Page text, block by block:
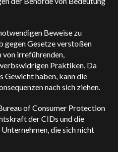
Beweise zu
gegen Gesetze verstoßen
von irreführenden,
Praktiken. Da
Gewicht haben, kann die
nach sich ziehen.
of Consumer Protection
der CIDs und die
die sich nicht